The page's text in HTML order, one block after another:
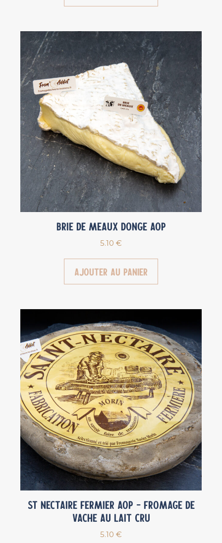
Brie de Meaux Donge AOP
5.10 €
Ajouter au panier
St Nectaire Fermier AOP – Fromage de
vache au lait cru
5.10 €